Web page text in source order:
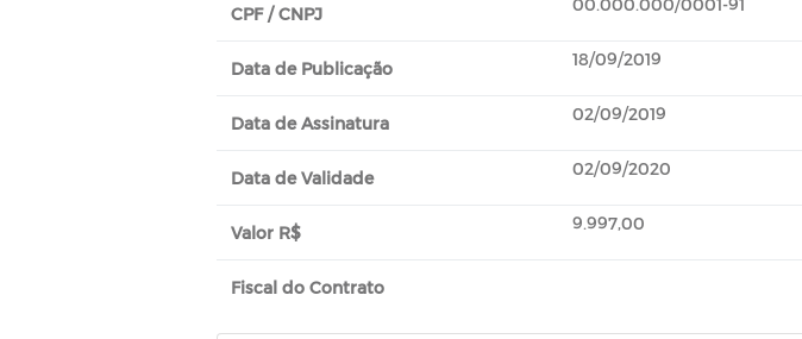
CPF / CNPJ 00.000.000/0001-91
Data de Publicação 18/09/2019
Data de Assinatura 02/09/2019
Data de Validade 02/09/2020
Valor R$ 9.997,00
Fiscal do Contrato